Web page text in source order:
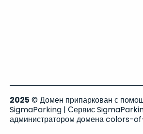
2025 © Домен припаркован с
SigmaParking | Сервис
администратором домена colors-